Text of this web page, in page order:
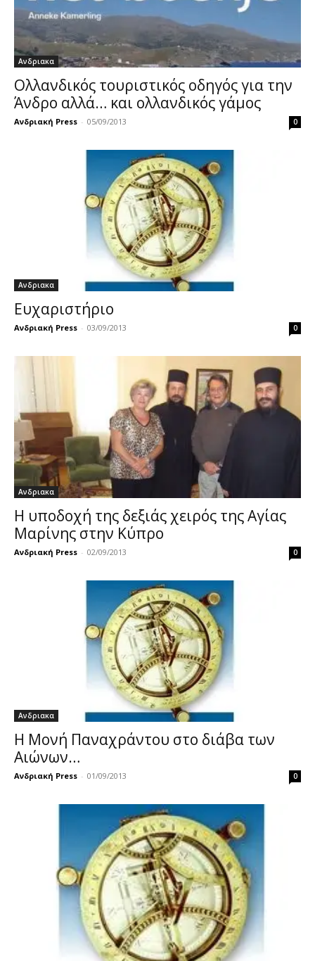
Ανδριακα
Ολλανδικός τουριστικός οδηγός για την
Άνδρο αλλά… και ολλανδικός γάμος
Ανδριακή Press - 05/09/2013 0
Ανδριακα
Ευχαριστήριο
Ανδριακή Press - 03/09/2013 0
Ανδριακα
Η υποδοχή της δεξιάς χειρός της Αγίας
Μαρίνης στην Κύπρο
Ανδριακή Press - 02/09/2013 0
Ανδριακα
Η Μονή Παναχράντου στο διάβα των
Αιώνων…
Ανδριακή Press - 01/09/2013 0